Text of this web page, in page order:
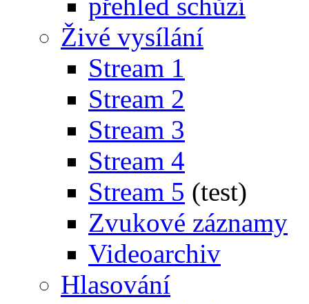
Živé vysílání
Stream 1
Stream 2
Stream 3
Stream 4
Stream 5 (test)
Zvukové záznamy
Videoarchiv
Hlasování